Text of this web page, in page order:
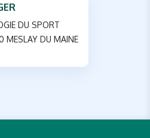
DU SPORT
MESLAY DU MAINE